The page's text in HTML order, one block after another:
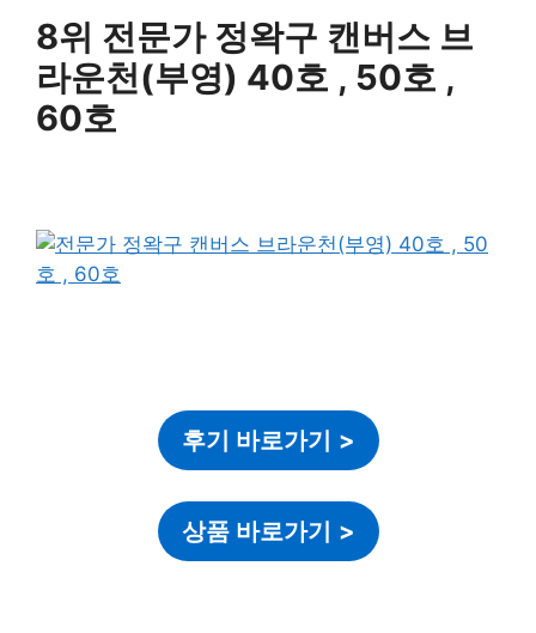
8위 전문가 정왁구 캔버스 브
라운천(부영) 40호 , 50호 ,
60호
후기 바로가기 >
상품 바로가기 >